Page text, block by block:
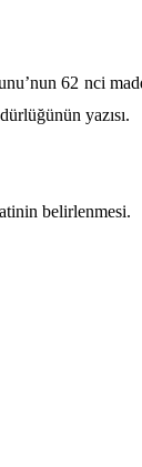
62 nci
yazısı.
belirlenmesi.